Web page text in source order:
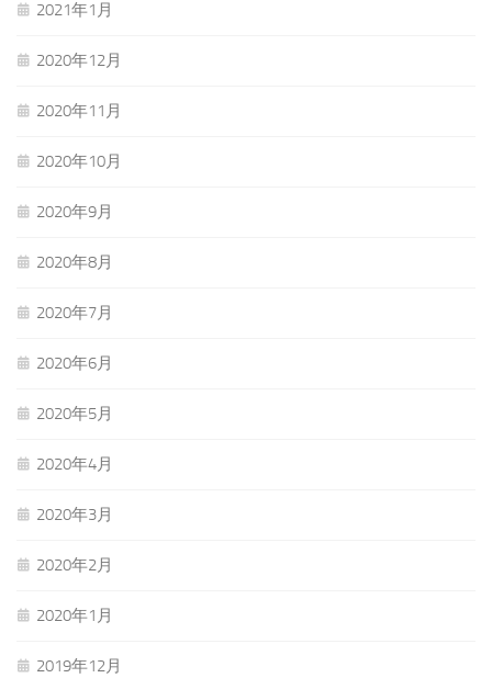
2021年1月
2020年12月
2020年11月
2020年10月
2020年9月
2020年8月
2020年7月
2020年6月
2020年5月
2020年4月
2020年3月
2020年2月
2020年1月
2019年12月